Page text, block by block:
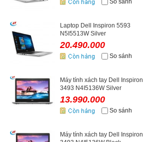
Laptop Dell Inspiron 5593
N5I5513W Silver
20.490.000
So sánh
Máy tính xách tay Dell Inspiron
3493 N4I5136W Silver
13.990.000
So sánh
Máy tính xách tay Dell Inspiron